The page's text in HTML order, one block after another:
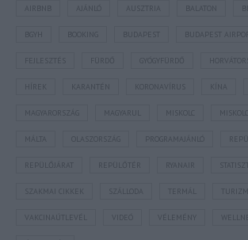
AUSZTRIA BALATON
BUDAPEST BUDAPEST
FEJLESZTÉS
KARANTÉN
MAGYARORSZÁG
MÁLTA OLASZORSZÁG
REPÜLŐJÁRAT REPÜLŐTÉR
SZAKMAI CIKKEK SZÁLLODA TERMÁL
VAKCINAÚTLEVÉL